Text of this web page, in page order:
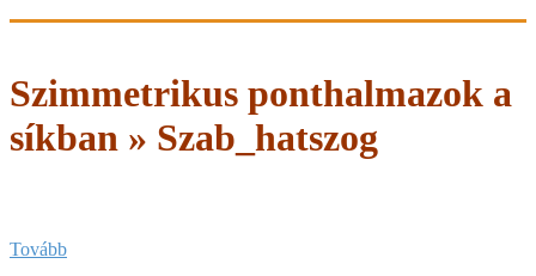
Szimmetrikus ponthalmazok a
síkban » Szab_hatszog
Tovább